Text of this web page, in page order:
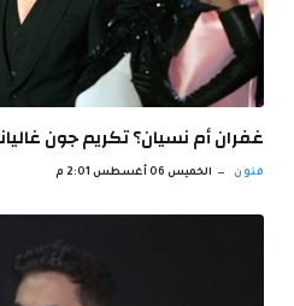
غفران أم نسيان؟ تكريم جون
فنون الخميس 06 أغسطس 2:01 م